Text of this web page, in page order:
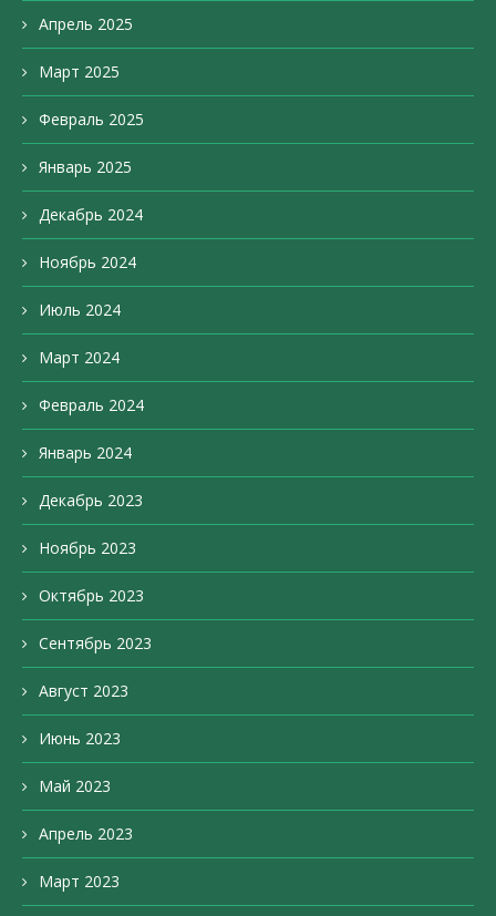
Апрель 2025
Март 2025
Февраль 2025
Январь 2025
Декабрь 2024
Ноябрь 2024
Июль 2024
Март 2024
Февраль 2024
Январь 2024
Декабрь 2023
Ноябрь 2023
Октябрь 2023
Сентябрь 2023
Август 2023
Июнь 2023
Май 2023
Апрель 2023
Март 2023